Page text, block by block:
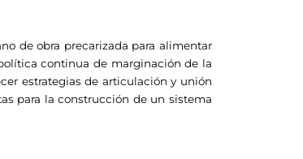
de obra precarizada para alimentar
continua de marginación de la
estrategias de articulación y unión
para la construcción de un sistema